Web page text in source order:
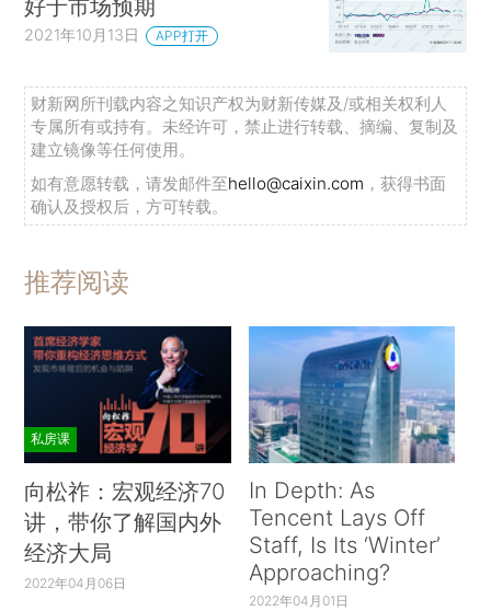
好于市场预期
2021年10月13日 APP打开
财新网所刊载内容之知识产权为财新传媒及/或相关权利人
专属所有或持有。未经许可，禁止进行转载、摘编、复制及
建立镜像等任何使用。
如有意愿转载，请发邮件至hello@caixin.com ，获得书面
确认及授权后，方可转载。
推荐阅读
私房课
向松祚：宏观经济70
讲，带你了解国内外
经济大局
2022年04月06日
In Depth: As
Tencent Lays Off
Staff, Is Its ‘Winter’
Approaching?
2022年04月01日